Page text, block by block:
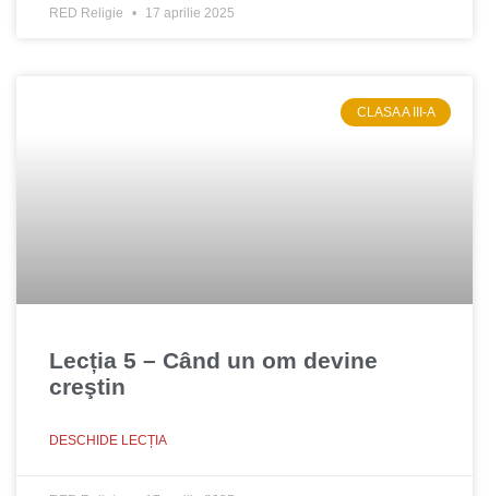
RED Religie 17 aprilie 2025
CLASA A III-A
Lecția 5 – Când un om devine
creştin
DESCHIDE LECȚIA